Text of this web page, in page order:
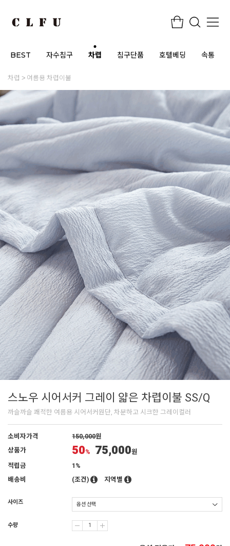
BEST 자수침구 차렵 침구단품 호텔베딩 속통
차렵 여름용 차렵이불
스노우 시어서커 그레이 얇은 차렵이불 SS/Q
까슬까슬 쾌적한 여름용 시어서커원단, 차분하고 시크한 그레이컬러
소비자가격 150,000원
상품가
50% 75,000원
적립금
1%
배송비
(조건) 지역별
사이즈
수량